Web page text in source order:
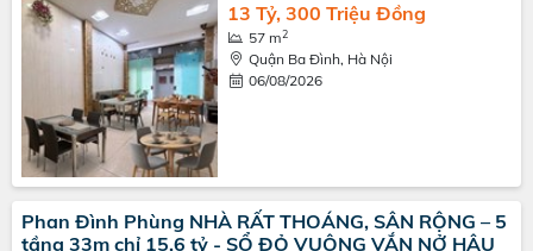
13 Tỷ, 300 Triệu Đồng
57 m2
Quận Ba Đình, Hà Nội
06/08/2026
Phan Đình Phùng NHÀ RẤT THOÁNG, SÂN RỘNG – 5
tầng 33m chỉ 15.6 tỷ - SỔ ĐỎ VUÔNG VẮN NỞ HẬU